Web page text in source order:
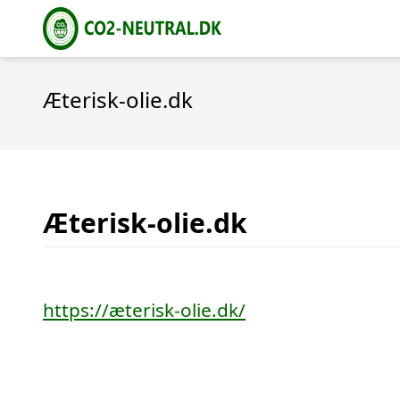
Æterisk-olie.dk
Æterisk-olie.dk
https://æterisk-olie.dk/